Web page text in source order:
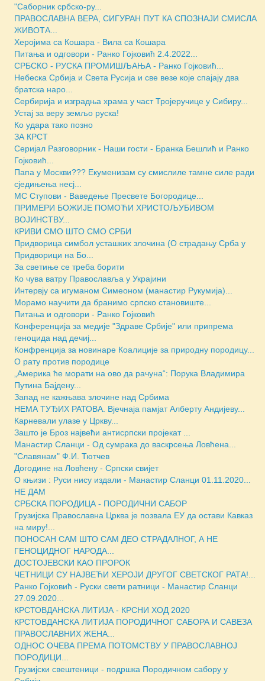
"Саборник србско-ру...
ПРАВОСЛАВНА ВЕРА, СИГУРАН ПУТ КА СПОЗНАЈИ СМИСЛА
ЖИВОТА...
Херојима са Кошара - Вила са Кошара
Питања и одговори - Ранко Гојковић 2.4.2022...
СРБСКО - РУСКА ПРОМИШЉАЊА - Ранко Гојковић...
Небеска Србија и Света Русија и све везе које спајају два
братска наро...
Сербирија и изградња храма у част Тројеручице у Сибиру...
Устај за веру земљо руска!
Ко удара тако позно
ЗА КРСТ
Серијал Разговорник - Наши гости - Бранка Бешлић и Ранко
Гојковић...
Папа у Москви??? Екуменизам су смислиле тамне силе ради
сједињења несј...
МС Ступови - Ваведење Пресвете Богородице...
ПРИМЕРИ БОЖИЈЕ ПОМОЋИ ХРИСТОЉУБИВОМ
ВОЈИНСТВУ...
КРИВИ СМО ШТО СМО СРБИ
Придворица симбол усташких злочина (О страдању Срба у
Придворици на Бо...
За светиње се треба борити
Ко чува ватру Православља у Украјини
Интервју са игуманом Симеоном (манастир Рукумија)...
Морамо научити да бранимо српско становиште...
Питања и одговори - Ранко Гојковић
Конференција за медије "Здраве Србије" или припрема
геноцида над дечиј...
Конфренција за новинаре Коалиције за природну породицу...
О рату против породице
„Америка ће морати на ово да рачуна“: Порука Владимира
Путина Бајдену...
Запад не кажњава злочине над Србима
НЕМА ТУЂИХ РАТОВА. Вјечнаја памјат Алберту Андијеву...
Карневали улазе у Цркву...
Зашто је Броз највећи антисрпски пројекат ...
Манастир Сланци - Од сумрака до васкрсења Ловћена...
"Славянам" Ф.И. Тютчев
Догодине на Ловћену - Српски свијет
О књизи : Руси нису издали - Манастир Сланци 01.11.2020...
НЕ ДАМ
СРБСКА ПОРОДИЦА - ПОРОДИЧНИ САБОР
Грузијска Православна Црква је позвала ЕУ да остави Кавказ
на миру!...
ПОНОСАН САМ ШТО САМ ДЕО СТРАДАЛНОГ, А НЕ
ГЕНОЦИДНОГ НАРОДА...
ДОСТОЈЕВСКИ КАО ПРОРОК
ЧЕТНИЦИ СУ НАЈВЕЋИ ХЕРОЈИ ДРУГОГ СВЕТСКОГ РАТА!...
Ранко Гојковић - Руски свети ратници - Манастир Сланци
27.09.2020...
КРСТОВДАНСКА ЛИТИЈА - КРСНИ ХОД 2020
КРСТОВДАНСКА ЛИТИЈА ПОРОДИЧНОГ САБОРА И САВЕЗА
ПРАВОСЛАВНИХ ЖЕНА...
ОДНОС ОЧЕВА ПРЕМА ПОТОМСТВУ У ПРАВОСЛАВНОЈ
ПОРОДИЦИ...
Грузијски свештеници - подршка Породичном сабору у